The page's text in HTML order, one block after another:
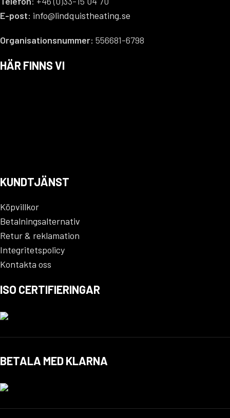
arbetstemperatur och laddar
sedanackumulatortankenmed
jämn temperatur. Levereras med
R32 anslutning och 78°C
termostatpatron.
E-post: info@lindquistheating.se
Organisationsnummer: 556681-6798
HÄR FINNS VI
KUNDTJÄNST
Köpvillkor
Betalningsalternativ
Retur & reklamation
Integritetspolicy
Kontakta oss
ISO CERTIFIERINGAR
BETALA MED KLARNA